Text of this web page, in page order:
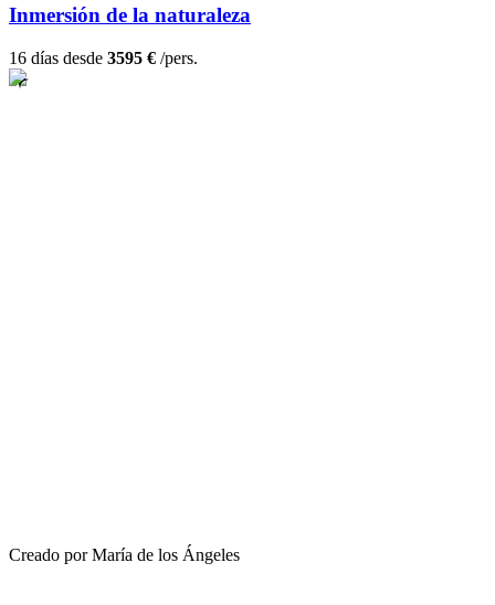
Inmersión de la naturaleza
16 días desde 3595 € /pers.
Creado por María de los Ángeles